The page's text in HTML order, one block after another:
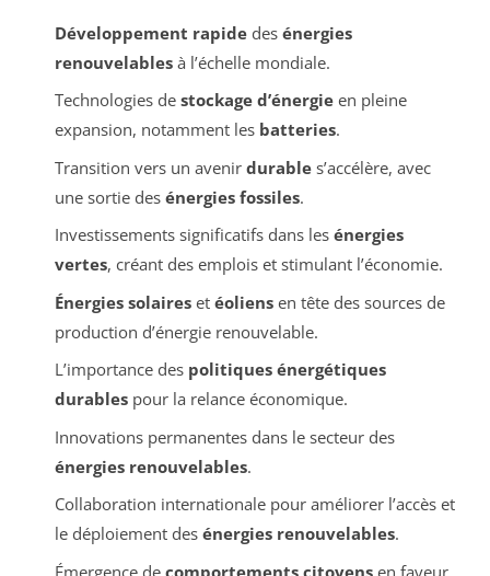
Développement rapidedes énergies
renouvelablesà l’échelle mondiale.
Technologies de stockage d’énergieen pleine
expansion, notamment les batteries.
Transition vers un avenir durables’accélère, avec
une sortie des énergies fossiles.
Investissements significatifs dans les énergies
vertes, créant des emplois et stimulant l’économie.
Énergies solaireset éoliensen tête des sources de
production d’énergie renouvelable.
L’importance des politiques énergétiques
durablespour la relance économique.
Innovations permanentes dans le secteur des
énergies renouvelables.
Collaboration internationale pour améliorer l’accès et
le déploiement des énergies renouvelables.
Émergence de comportements citoyensen faveur